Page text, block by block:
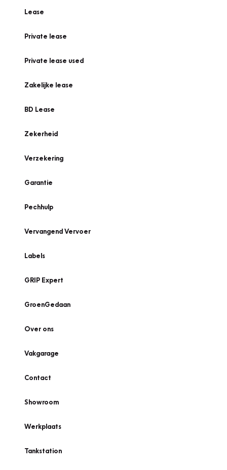
Lease
Private lease
Private lease used
Zakelijke lease
BD Lease
Zekerheid
Verzekering
Garantie
Pechhulp
Vervangend Vervoer
Labels
GRIP Expert
GroenGedaan
Over ons
Vakgarage
Contact
Showroom
Werkplaats
Tankstation